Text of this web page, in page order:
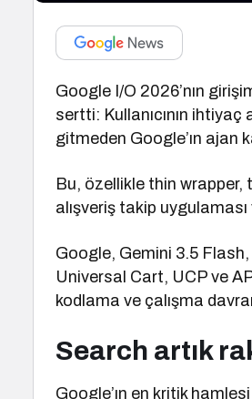
Google I/O 2026’nın
sertti: Kullanıcının
gitmeden Google’ın ajan
Bu, özellikle thin wrapper,
alışveriş takip
Google, Gemini 3.5
Universal Cart, UCP ve
kodlama ve çalışma
Search artık
Google’ın en kritik